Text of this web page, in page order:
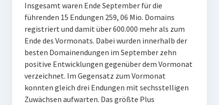
Insgesamt waren Ende September für die
führenden 15 Endungen 259, 06 Mio. Domains
registriert und damit über 600.000 mehr als zum
Ende des Vormonats. Dabei wurden innerhalb der
besten Domainendungen im September zehn
positive Entwicklungen gegenüber dem Vormonat
verzeichnet. Im Gegensatz zum Vormonat
konnten gleich drei Endungen mit sechsstelligen
Zuwächsen aufwarten. Das größte Plus